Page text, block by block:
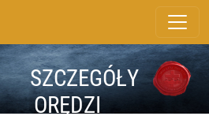
SZCZEGÓŁY
ORĘDZI